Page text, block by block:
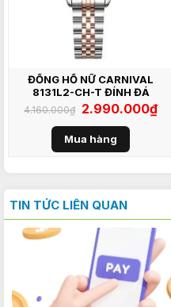
ĐỒNG HỒ NỮ CARNIVAL
8131L2-CH-T ĐÍNH ĐÁ
4.160.000₫ Giá
gốc
là:
4.160.000₫.
2.990.000₫Giá
hiện
Mua hàng
TIN TỨC LIÊN QUAN